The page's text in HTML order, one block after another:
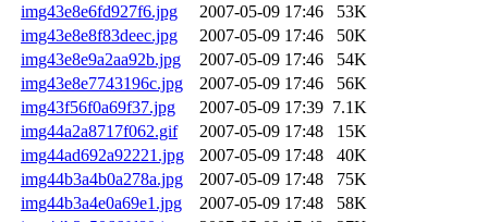
img43e8e6fd927f6.jpg
2007-05-09 17:46
53K
img43e8e8f83deec.jpg
2007-05-09 17:46
50K
img43e8e9a2aa92b.jpg
2007-05-09 17:46
54K
img43e8e7743196c.jpg
2007-05-09 17:46
56K
img43f56f0a69f37.jpg
2007-05-09 17:39 7.1K
img44a2a8717f062.gif
2007-05-09 17:48
15K
img44ad692a92221.jpg
2007-05-09 17:48
40K
img44b3a4b0a278a.jpg
2007-05-09 17:48
75K
img44b3a4e0a69e1.jpg
2007-05-09 17:48
58K